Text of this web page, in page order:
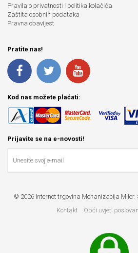
Pravila o privatnosti i politika kolačića
Zaštita osobnih podataka
Pravna obavijest
Pratite nas!
Kod nas možete plaćati:
Prijavite se na e-novosti!
© 2026 Internet trgovina Mehanizacija
Kontakt
Opći uvjeti